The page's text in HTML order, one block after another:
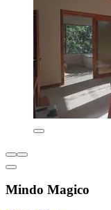
Mindo Magico